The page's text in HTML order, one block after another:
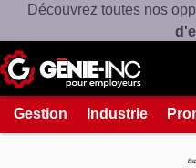
Découvrez toutes nos
Gestion Industrie